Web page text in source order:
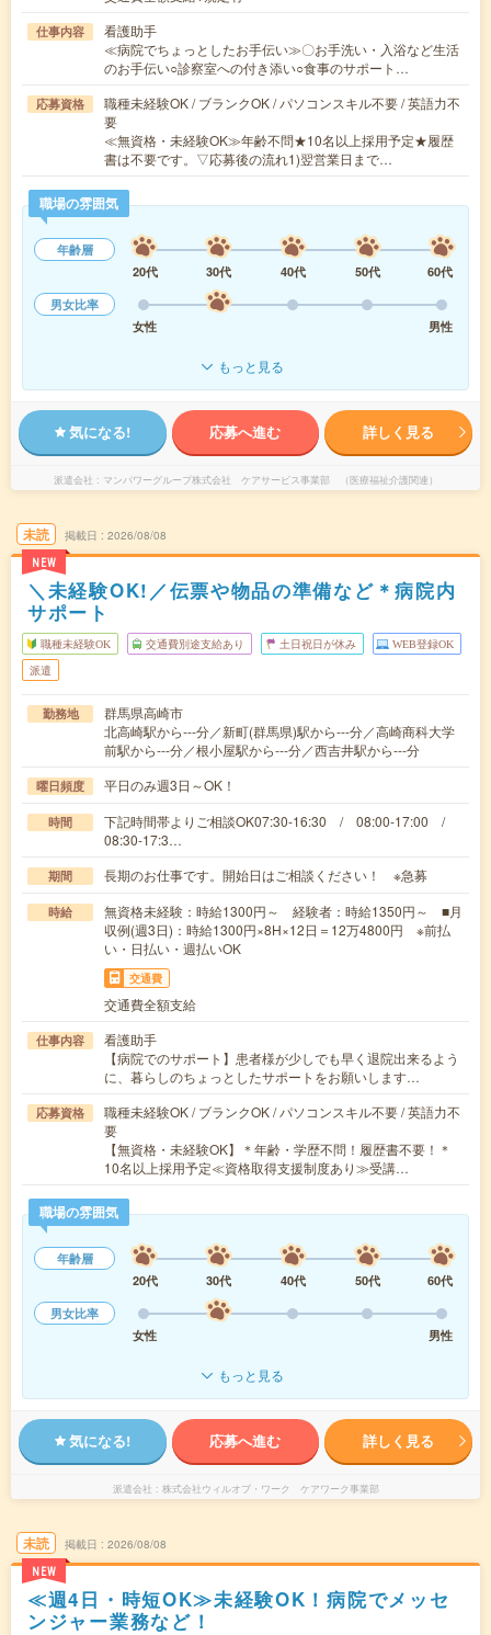
仕事内容
看護助手
≪病院でちょっとしたお手伝い≫〇お手洗い・入浴など生活
のお手伝い○診察室への付き添い○食事のサポート…
応募資格
職種未経験OK / ブランクOK / パソコンスキル不要 / 英語力不
要
≪無資格・未経験OK≫年齢不問★10名以上採用予定★履歴
書は不要です。▽応募後の流れ1)翌営業日まで…
職場の雰囲気
年齢層
20代
30代 40代 50代
60代
男女比率
女性
男性
もっと見る
気になる! 応募へ進む 詳しく見る
派遣会社 マンパワーグループ株式会社 ケアサービス事業部 （医療福祉介護関連）
未読
NEW
掲載日 2026/08/08
＼未経験OK!／伝票や物品の準備など＊病院内
サポート
職種未経験OK 交通費別途支給あり 土日祝日が休み WEB登録OK
派遣
勤務地
群馬県高崎市
北高崎駅から---分／新町(群馬県)駅から---分／高崎商科大学
前駅から---分／根小屋駅から---分／西吉井駅から---分
曜日頻度 平日のみ週3日～OK！
時間
下記時間帯よりご相談OK07:30-16:30 / 08:00-17:00 /
08:30-17:3…
期間 長期のお仕事です。開始日はご相談ください！ ※急募
時給
無資格未経験：時給1300円～ 経験者：時給1350円～ ■月
収例(週3日)：時給1300円×8H×12日＝12万4800円 ※前払
い・日払い・週払いOK
交通費
交通費全額支給
仕事内容
看護助手
【病院でのサポート】患者様が少しでも早く退院出来るよう
に、暮らしのちょっとしたサポートをお願いします…
応募資格
職種未経験OK / ブランクOK / パソコンスキル不要 / 英語力不
要
【無資格・未経験OK】＊年齢・学歴不問！履歴書不要！＊
10名以上採用予定≪資格取得支援制度あり≫受講…
職場の雰囲気
年齢層
20代
30代 40代 50代
60代
男女比率
女性
男性
もっと見る
気になる! 応募へ進む 詳しく見る
派遣会社 株式会社ウィルオブ・ワーク ケアワーク事業部
未読
NEW
掲載日 2026/08/08
≪週4日・時短OK≫未経験OK！病院でメッセ
ンジャー業務など！